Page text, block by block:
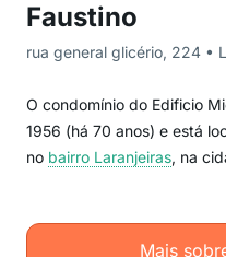
Faustino
rua general glicério, 224 •
O condomínio do Edificio
1956 (há 70 anos) e está
no bairro Laranjeiras, na
Mais